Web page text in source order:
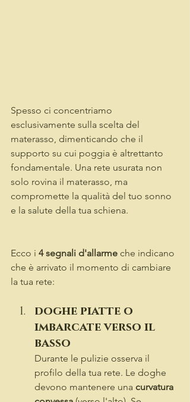
Spesso ci concentriamo
esclusivamente sulla scelta del
materasso, dimenticando che il
supporto su cui poggia è altrettanto
fondamentale. Una rete usurata non
solo rovina il materasso, ma
compromette la qualità del tuo sonno
e la salute della tua schiena.
Ecco i 4 segnali d'allarme che indicano
che è arrivato il momento di cambiare
la tua rete:
doghe piatte o
imbarcate verso il
basso
Durante le pulizie osserva il
profilo della tua rete. Le doghe
devono mantenere una curvatura